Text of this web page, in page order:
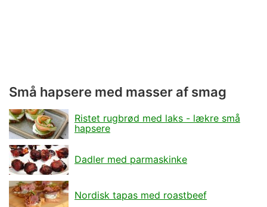
Små hapsere med masser af smag
Ristet rugbrød med laks - lækre små
hapsere
Dadler med parmaskinke
Nordisk tapas med roastbeef